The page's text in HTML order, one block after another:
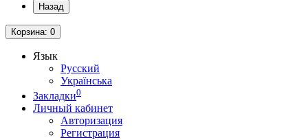
Назад
Корзина: 0
Язык
Русский
Українська
Закладки0
Личный кабинет
Авторизация
Регистрация